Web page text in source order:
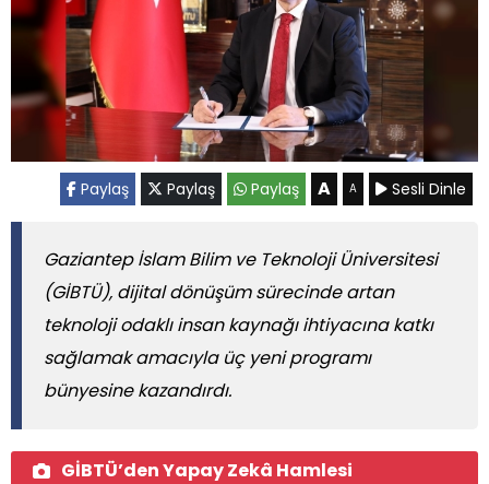
Paylaş Paylaş Paylaş A A Sesli Dinle
Gaziantep İslam Bilim ve Teknoloji Üniversitesi
(GİBTÜ), dijital dönüşüm sürecinde artan
teknoloji odaklı insan kaynağı ihtiyacına katkı
sağlamak amacıyla üç yeni programı
bünyesine kazandırdı.
GİBTÜ’den Yapay Zekâ Hamlesi